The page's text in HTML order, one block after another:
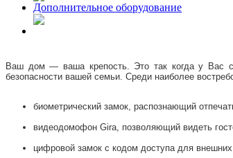
Дополнительное оборудование
Ваш дом — ваша крепость. Это так когда у Вас
безопасности вашей семьи. Среди наиболее
биометрический замок, распознающий
видеодомофон Gira, позволяющий видеть
цифровой замок с кодом доступа для